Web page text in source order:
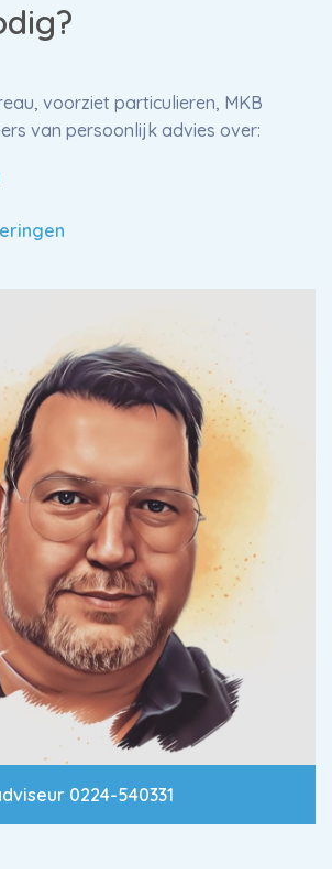
voorziet particulieren, MKB
van persoonlijk advies over:
0224-540331